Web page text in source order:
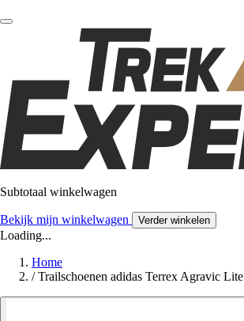
Subtotaal winkelwagen
Bekijk mijn winkelwagen Verder winkelen
Loading...
Home
/ Trailschoenen adidas Terrex Agravic Lite